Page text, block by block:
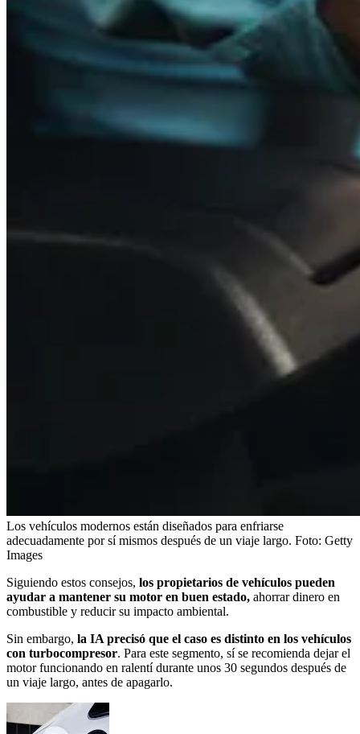
Los vehículos modernos están diseñados para enfriarse
adecuadamente por sí mismos después de un viaje largo. Foto: Getty
Images
Siguiendo estos consejos, los propietarios de vehículos pueden
ayudar a mantener su motor en buen estado, ahorrar dinero en
combustible y reducir su impacto ambiental.
Sin embargo, la IA precisó que el caso es distinto en los vehículos
con turbocompresor. Para este segmento, sí se recomienda dejar el
motor funcionando en ralentí durante unos 30 segundos después de
un viaje largo, antes de apagarlo.